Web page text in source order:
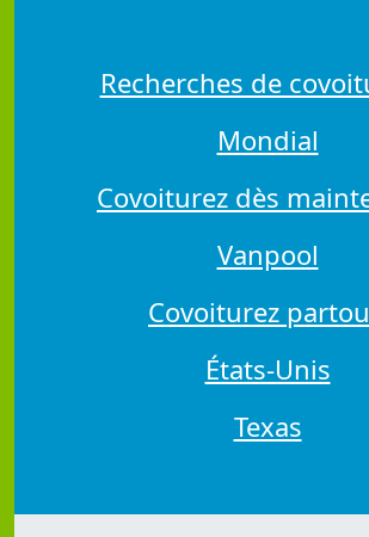
Recherches de
Mondial
Covoiturez dès
Vanpool
Covoiturez
États-Unis
Texas